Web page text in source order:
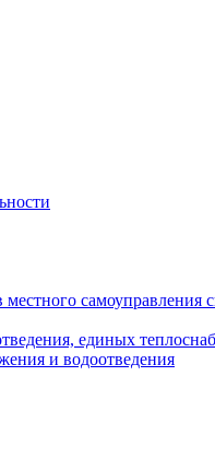
единых
и водоотведения